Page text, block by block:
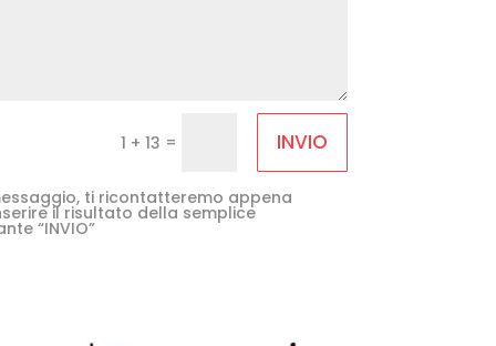
1 + 13 = INVIO
ti ricontatteremo appena
il risultato della semplice
“INVIO”